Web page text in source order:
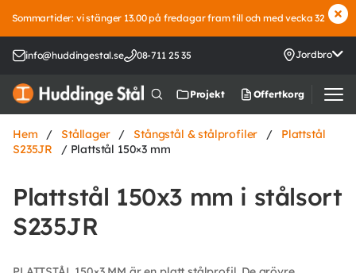
Sommartider: vi stänger 13.00 på fredagar fram till och med vecka 32
info@huddingestal.se 08-711 25 35 Jordbro
Projekt Offertkorg
Hem / Stållager / Stångstål & stålprofiler /
Plattstål
S235JR
/ Plattstål 150×3 mm
Plattstål 150x3 mm i stålsort
S235JR